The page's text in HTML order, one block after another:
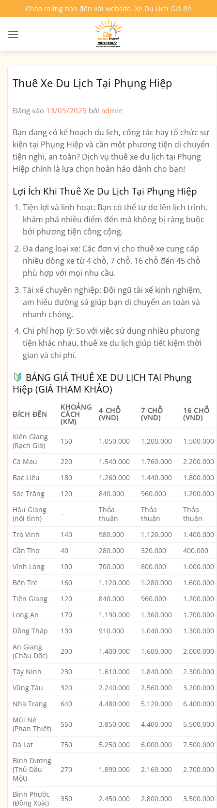
qua
nội
Chào mừng bạn đến với website. Xe Du Lịch Giá Rẻ
Thuê Xe Du Lịch Tại Phụng Hiệp
Đăng vào 13/05/2025 bởi admin
Bạn đang có kế hoạch du lịch, công tác hay tổ chức sự
kiện tại Phụng Hiệp và cần một phương tiện di chuyển
tiện nghi, an toàn? Dịch vụ thuê xe du lịch tại Phụng
Hiệp chính là lựa chọn hoàn hảo dành cho bạn!
Lợi Ích Khi Thuê Xe Du Lịch Tại Phụng Hiệp
Tiện lợi và linh hoạt: Bạn có thể tự do lên lịch trình,
khám phá nhiều điểm đến mà không bị ràng buộc
bởi phương tiện công cộng.
Đa dạng loại xe: Các đơn vị cho thuê xe cung cấp
nhiều dòng xe từ 4 chỗ, 7 chỗ, 16 chỗ đến 45 chỗ
phù hợp với mọi nhu cầu.
Tài xế chuyên nghiệp: Đội ngũ tài xế kinh nghiệm,
am hiểu đường sá giúp bạn di chuyển an toàn và
nhanh chóng.
Chi phí hợp lý: So với việc sử dụng nhiều phương
tiện khác nhau, thuê xe du lịch giúp tiết kiệm thời
gian và chi phí.
BẢNG GIÁ THUÊ XE DU LỊCH TẠI Phụng
Hiệp (GIÁ THAM KHẢO)
ĐÍCH ĐẾN
KHOẢNG
CÁCH
(KM)
4 CHỖ
(VND)
7 CHỖ
(VND)
16 CHỖ
(VND)
Kiên Giang
(Rạch Giá)
150 1.050.000 1.200.000 1.500.000
Cà Mau 220 1.540.000 1.760.000
2.200.000
Bạc Liêu
180 1.260.000 1.440.000
1.800.000
Sóc Trăng
120 840.000 960.000
1.200.000
Hậu Giang
(nội tỉnh)
⁠–
Thỏa
thuận
Thỏa
thuận
Thỏa
thuận
Trà Vinh
140 980.000 1.120.000
1.400.000
Cần Thơ
40 280.000 320.000
400.000
Vĩnh Long
100 700.000 800.000
1.000.000
Bến Tre
160 1.120.000 1.280.000
1.600.000
Tiền Giang
120 840.000 960.000
1.200.000
Long An
170 1.190.000 1.360.000
1.700.000
Đồng Tháp
130 910.000 1.040.000
1.300.000
An Giang
(Châu Đốc)
200 1.400.000 1.600.000 2.000.000
Tây Ninh 230 1.610.000 1.840.000
2.300.000
Vũng Tàu
320 2.240.000 2.560.000
3.200.000
Nha Trang
640 4.480.000 5.120.000
6.400.000
Mũi Né
(Phan Thiết)
550 3.850.000 4.400.000 5.500.000
Đà Lạt 750 5.250.000 6.000.000
7.500.000
Bình Dương
(Thủ Dầu
Một)
270 1.890.000 2.160.000 2.700.000
Bình Phước
(Đồng Xoài)
350 2.450.000 2.800.000 3.500.000